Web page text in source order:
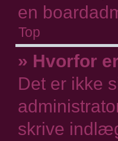
en
Top
» Hvorfor
Det er ikke
skrive